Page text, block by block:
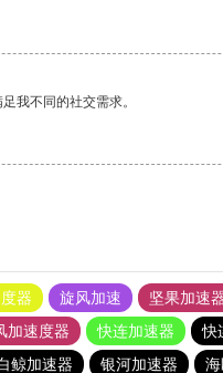
我不同的社交需求。
器 旋风加速 坚果加速
加速度器 快连加速器 快
鲸加速器 银河加速器